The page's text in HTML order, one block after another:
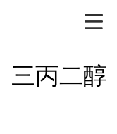
三丙二醇